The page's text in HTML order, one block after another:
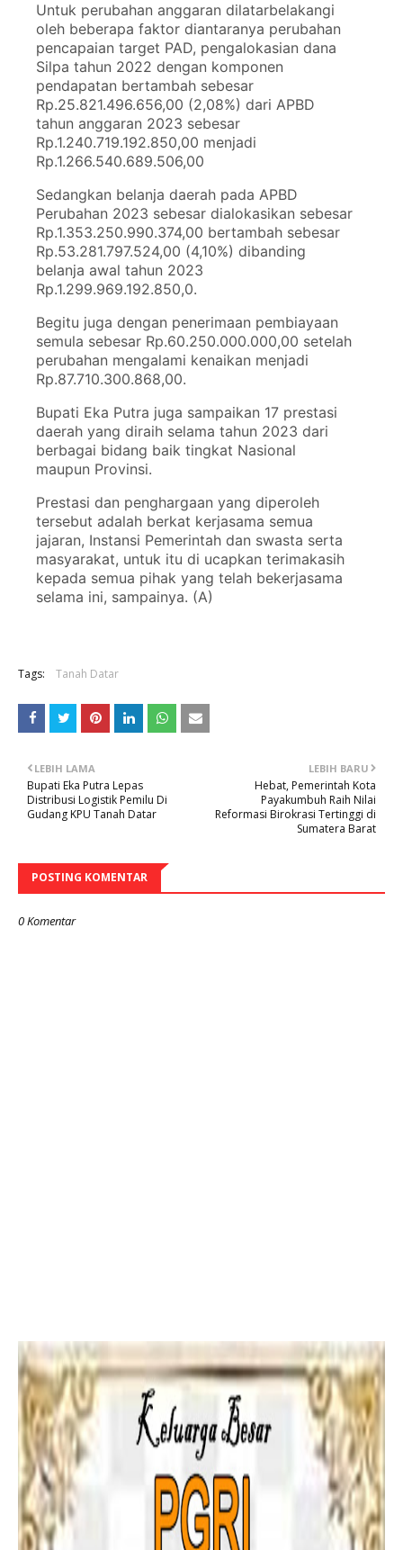
Untuk perubahan anggaran dilatarbelakangi
oleh beberapa faktor diantaranya perubahan
pencapaian target PAD, pengalokasian dana
Silpa tahun 2022 dengan komponen
pendapatan bertambah sebesar
Rp.25.821.496.656,00 (2,08%) dari APBD
tahun anggaran 2023 sebesar
Rp.1.240.719.192.850,00 menjadi
Rp.1.266.540.689.506,00
Sedangkan belanja daerah pada APBD
Perubahan 2023 sebesar dialokasikan sebesar
Rp.1.353.250.990.374,00 bertambah sebesar
Rp.53.281.797.524,00 (4,10%) dibanding
belanja awal tahun 2023
Rp.1.299.969.192.850,0.
Begitu juga dengan penerimaan pembiayaan
semula sebesar Rp.60.250.000.000,00 setelah
perubahan mengalami kenaikan menjadi
Rp.87.710.300.868,00.
Bupati Eka Putra juga sampaikan 17 prestasi
daerah yang diraih selama tahun 2023 dari
berbagai bidang baik tingkat Nasional
maupun Provinsi.
Prestasi dan penghargaan yang diperoleh
tersebut adalah berkat kerjasama semua
jajaran, Instansi Pemerintah dan swasta serta
masyarakat, untuk itu di ucapkan terimakasih
kepada semua pihak yang telah bekerjasama
selama ini, sampainya. (A)
Tags: Tanah Datar
LEBIH BARU
Hebat, Pemerintah Kota
Payakumbuh Raih Nilai
Reformasi Birokrasi Tertinggi di
Sumatera Barat
LEBIH LAMA
Bupati Eka Putra Lepas
Distribusi Logistik Pemilu Di
Gudang KPU Tanah Datar
POSTING KOMENTAR
0 Komentar